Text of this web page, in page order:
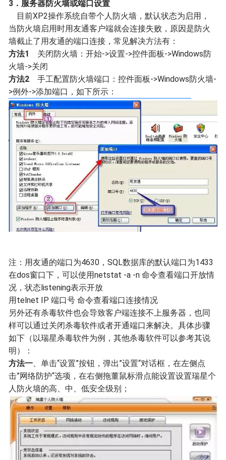
3．服务器防火墙或端口设置
目前XP2操作系统自带个人防火墙，默认状态为启用，
当防火墙启用时用友通客户端就会连接失败，原因是防火
墙截止了用友通的端口连接，常见解决方法有：
方法1 关闭防火墙：开始->设置->控件面板->Windows防
火墙->关闭
方法2手工配置防火墙端口：控件面板->Windows防火墙-
>例外->添加端口，如下所示：
注：用友通的端口为4630，SQL数据库的默认端口为1433
在dos窗口下，可以使用netstat -a -n 命令查看端口开放情
况，状态listening表示开放
用telnet IP 端口号 命令查看端口连接情况
另外还有杀毒软件也会导致客户端连接不上服务器，也同
样可以通过关闭杀毒软件或者开通端口来解决。具体步骤
如下（以瑞星杀毒软件为例，其他杀毒软件可以参考其说
明）：
方法一、单击“设置”按钮，弹出”设置“对话框，在左侧点
击”网络防护“选项，在右侧拖董鼠标滑点能设置设置瑞星个
人防火墙的高、中、低安全级别；